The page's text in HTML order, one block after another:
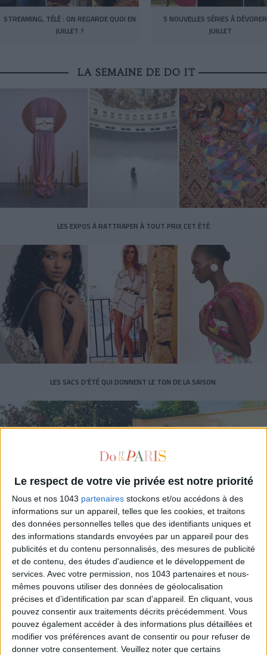
Le respect de votre vie privée est notre priorité
Nous et nos 1043 partenaires stockons et/ou accédons à des
informations sur un appareil, telles que les cookies, et traitons
des données personnelles telles que des identifiants uniques et
des informations standards envoyées par un appareil pour des
publicités et du contenu personnalisés, des mesures de publicité
et de contenu, des études d'audience et le développement de
services. Avec votre permission, nos 1043 partenaires et nous-
mêmes pouvons utiliser des données de géolocalisation
précises et d’identification par scan d'appareil. En cliquant, vous
pouvez consentir aux traitements décrits précédemment. Vous
pouvez également accéder à des informations plus détaillées et
modifier vos préférences avant de consentir ou pour refuser de
donner votre consentement. Veuillez noter que certains
STREAMING, TÉLÉ : ON REGARDE QUOI EN
JUILLET ?
5 NOUVELLES SÉRIES À
JUILLET
LA SEMAINE DE DO IT
LES EXPOS À RATTRAPER À TOUT PRIX CET ÉTÉ
LES SACS D’ÉTÉ QUI DONNENT LE TON DE LA SAISON
CONNAISSEZ-VOUS LE AIRBNB DE LA PISCINE AUTOUR DE PARIS ?